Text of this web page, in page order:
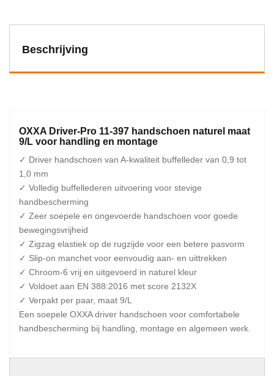
Beschrijving
OXXA Driver-Pro 11-397 handschoen naturel maat
9/L voor handling en montage
✓ Driver handschoen van A-kwaliteit buffelleder van 0,9 tot
1,0 mm
✓ Volledig buffellederen uitvoering voor stevige
handbescherming
✓ Zeer soepele en ongevoerde handschoen voor goede
bewegingsvrijheid
✓ Zigzag elastiek op de rugzijde voor een betere pasvorm
✓ Slip-on manchet voor eenvoudig aan- en uittrekken
✓ Chroom-6 vrij en uitgevoerd in naturel kleur
✓ Voldoet aan EN 388:2016 met score 2132X
✓ Verpakt per paar, maat 9/L
Een soepele OXXA driver handschoen voor comfortabele
handbescherming bij handling, montage en algemeen werk.